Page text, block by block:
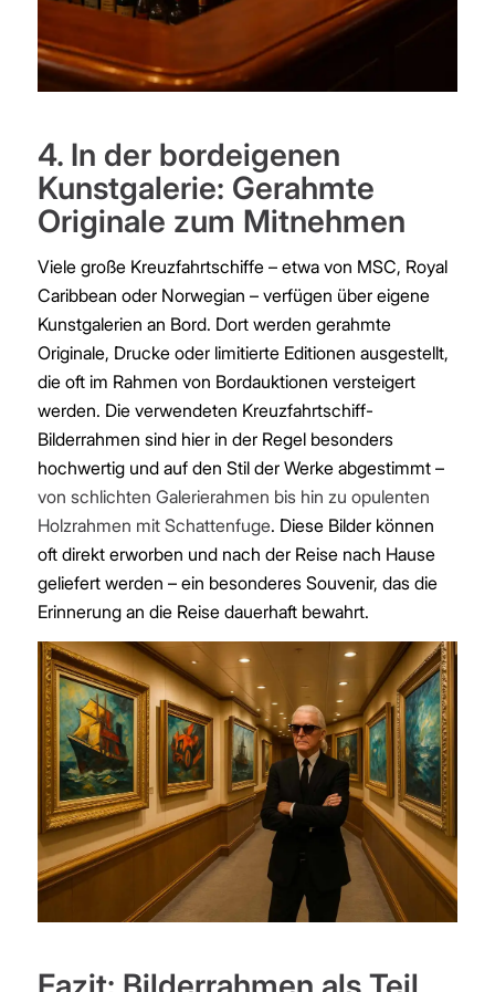
4. In der bordeigenen
Kunstgalerie: Gerahmte
Originale zum Mitnehmen
Viele große Kreuzfahrtschiffe – etwa von MSC, Royal
Caribbean oder Norwegian – verfügen über eigene
Kunstgalerien an Bord. Dort werden gerahmte
Originale, Drucke oder limitierte Editionen ausgestellt,
die oft im Rahmen von Bordauktionen versteigert
werden. Die verwendeten Kreuzfahrtschiff-
Bilderrahmen sind hier in der Regel besonders
hochwertig und auf den Stil der Werke abgestimmt –
von schlichten Galerierahmen bis hin zu opulenten
Holzrahmen mit Schattenfuge. Diese Bilder können
oft direkt erworben und nach der Reise nach Hause
geliefert werden – ein besonderes Souvenir, das die
Erinnerung an die Reise dauerhaft bewahrt.